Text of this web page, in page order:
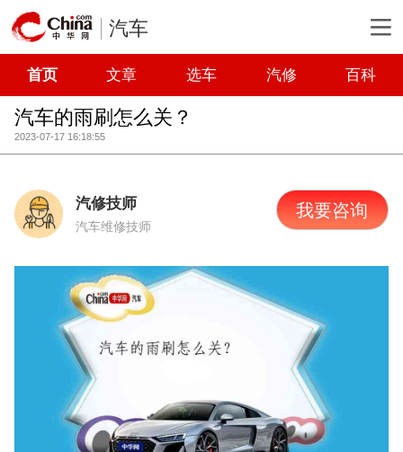
汽车
首页 文章 选车 汽修 百科
汽车的雨刷怎么关？
2023-07-17 16:18:55
汽修技师
汽车维修技师
我要咨询